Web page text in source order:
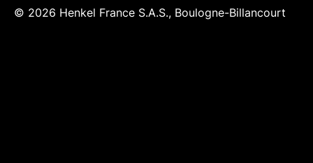
© 2026 Henkel France S.A.S., Boulogne-Billancourt